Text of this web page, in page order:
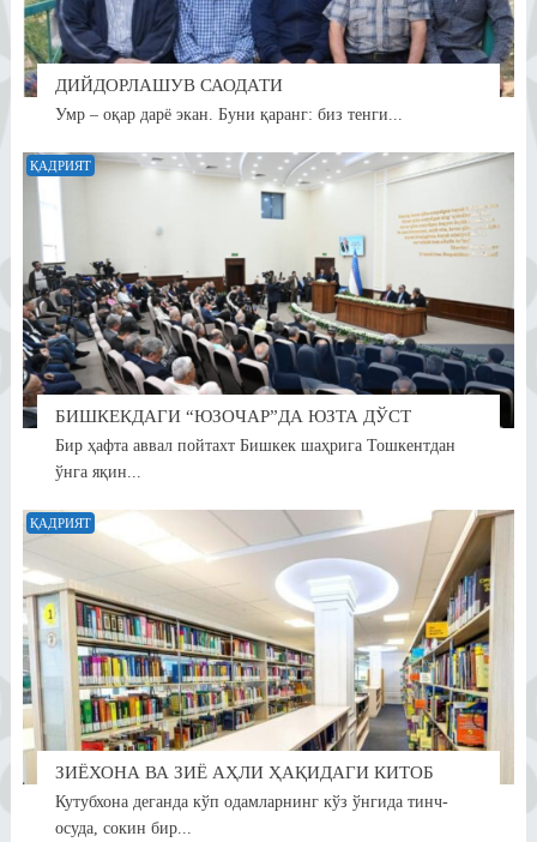
ДИЙДОРЛАШУВ САОДАТИ
Умр – оқар дарё экан. Буни қаранг: биз тенги...
ҚАДРИЯТ
БИШКЕКДАГИ “ЮЗОЧАР”ДА ЮЗТА ДЎСТ
Бир ҳафта аввал пойтахт Бишкек шаҳрига Тошкентдан
ўнга яқин...
ҚАДРИЯТ
ЗИЁХОНА ВА ЗИЁ АҲЛИ ҲАҚИДАГИ КИТОБ
Кутубхона деганда кўп одамларнинг кўз ўнгида тинч-
осуда, сокин бир...